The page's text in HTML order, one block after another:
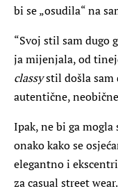
bi se „osudila“ na
“Svoj stil sam dugo
ja mijenjala, od
classystil došla sam
autentične,
Ipak, ne bi ga
onako kako se
elegantno i
za casual street